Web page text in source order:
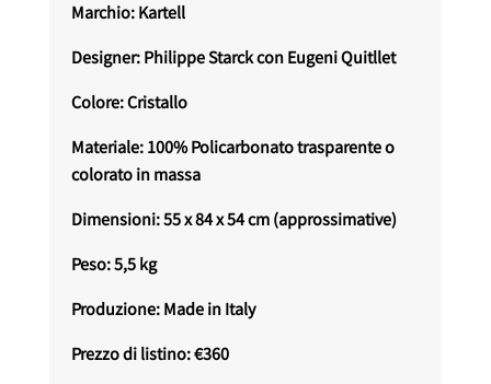
Marchio: Kartell
Designer: Philippe Starck con Eugeni Quitllet
Colore: Cristallo
Materiale: 100% Policarbonato trasparente o
colorato in massa
Dimensioni: 55 x 84 x 54 cm (approssimative)
Peso: 5,5 kg
Produzione: Made in Italy
Prezzo di listino: €360